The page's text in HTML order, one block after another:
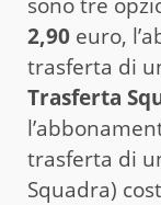
2,90 euro,
trasferta di
Trasferta
trasferta di
Squadra)